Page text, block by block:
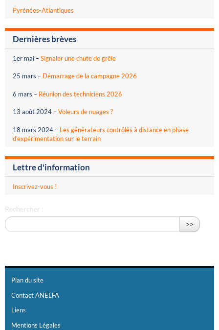
Pyrénées-Atlantiques
Dernières brèves
1er mai –Signaler une chute de grêle
25 mars – Démarrage de la campagne 2026
6 mars – Réunion des techniciens 2026
13 août 2024 –Voleurs de nuages ?
18 mars 2024 – Les générateurs contrôlés à distance en phase
d’expérimentation sur le terrain
Lettre d'information
Inscrivez-vous !
Rechercher :
>>
Plan du site
Contact ANELFA
Liens
Mentions Légales